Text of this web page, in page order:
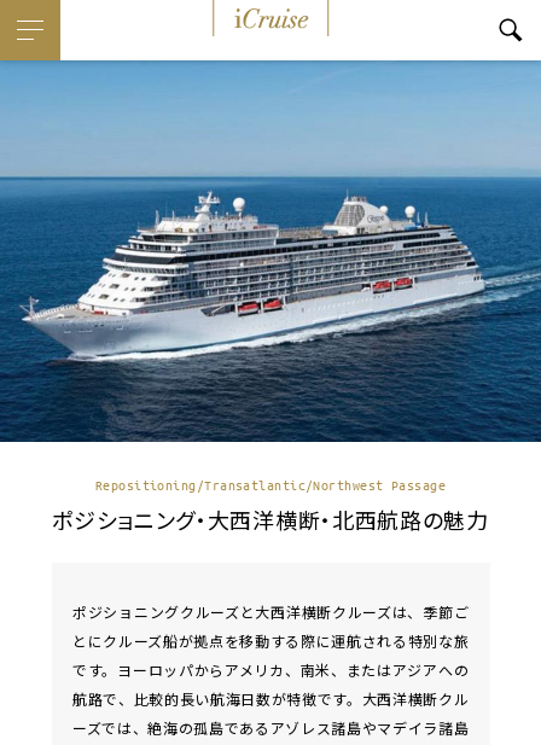
Repositioning/Transatlantic/Northwest Passage
ポジショニング・大西洋横断・北西航路の魅力
ポジショニングクルーズと大西洋横断クルーズは、季節ご
とにクルーズ船が拠点を移動する際に運航される特別な旅
です。ヨーロッパからアメリカ、南米、またはアジアへの
航路で、比較的長い航海日数が特徴です。大西洋横断クル
ーズでは、絶海の孤島であるアゾレス諸島やマデイラ諸島